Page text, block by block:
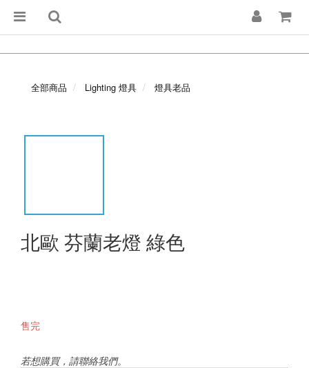
全部商品 Lighting 燈具 燈具老品
北歐 芬蘭老燈 綠色
售完
若想購買，請聯絡我們。